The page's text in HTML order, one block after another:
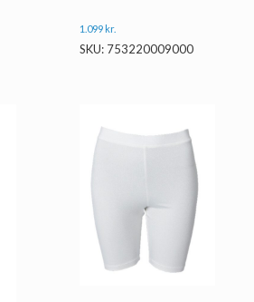
1.099kr.
SKU: 753220009000